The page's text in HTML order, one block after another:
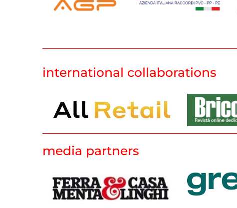
international collaborations
media partners